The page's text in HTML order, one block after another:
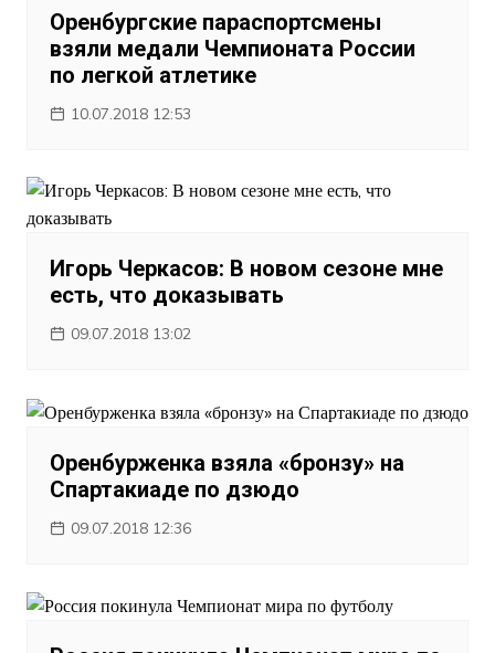
Оренбургские параспортсмены
взяли медали Чемпионата России
по легкой атлетике
10.07.2018 12:53
Игорь Черкасов: В новом сезоне мне
есть, что доказывать
09.07.2018 13:02
Оренбурженка взяла «бронзу» на
Спартакиаде по дзюдо
09.07.2018 12:36